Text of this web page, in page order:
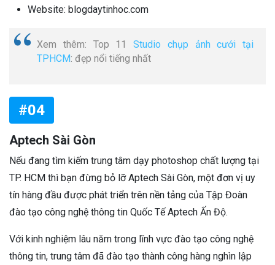
Website: blogdaytinhoc.com
Xem thêm: Top 11 Studio chụp ảnh cưới tại
TPHCM: đẹp nổi tiếng nhất
#04
Aptech Sài Gòn
Nếu đang tìm kiếm trung tâm dạy photoshop chất lượng tại
TP. HCM thì bạn đừng bỏ lỡ Aptech Sài Gòn, một đơn vị uy
tín hàng đầu được phát triển trên nền tảng của Tập Đoàn
đào tạo công nghệ thông tin Quốc Tế Aptech Ấn Độ.
Với kinh nghiệm lâu năm trong lĩnh vực đào tạo công nghệ
thông tin, trung tâm đã đào tạo thành công hàng nghìn lập